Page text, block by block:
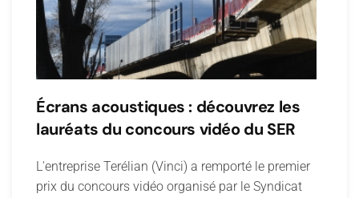
Écrans acoustiques : découvrez les
lauréats du concours vidéo du SER
L'entreprise Terélian (Vinci) a remporté le premier
prix du concours vidéo organisé par le Syndicat